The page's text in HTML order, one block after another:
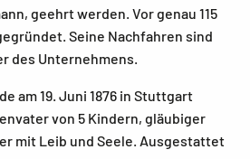
geehrt werden. Vor genau 115
Seine Nachfahren sind
des Unternehmens.
am 19. Juni 1876 in Stuttgart
von 5 Kindern, gläubiger
mit Leib und Seele. Ausgestattet